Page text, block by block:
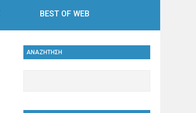
BEST OF WEB
ΑΝΑΖΗΤΗΣΗ